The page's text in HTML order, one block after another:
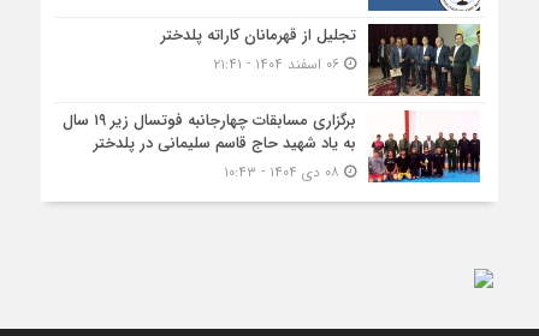
تجلیل از قهرمانان کاراته پلدختر
۰۶ اسفند ۱۴۰۴ - ۲۱:۴۱
برگزاری مسابقات چهارجانبه فوتسال زیر ۱۹ سال
به یاد شهید حاج قاسم سلیمانی در پلدختر